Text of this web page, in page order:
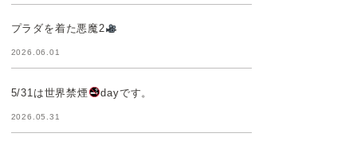
プラダを着た悪魔2
2026.06.01
5/31は世界禁煙 dayです。
2026.05.31